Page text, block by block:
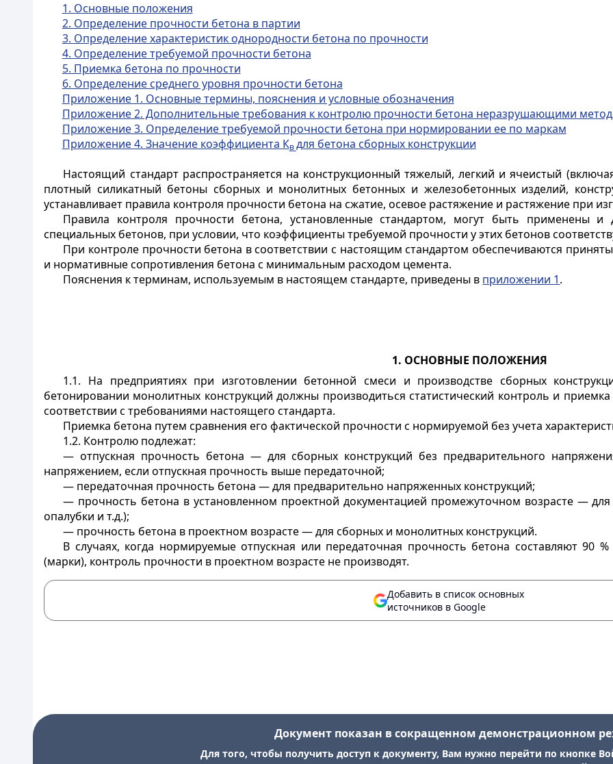
1. Основные положения
2. Определение прочности бетона в партии
3. Определение характеристик однородности бетона по прочности
4. Определение требуемой прочности бетона
5. Приемка бетона по прочности
6. Определение среднего уровня прочности бетона
Приложение 1. Основные термины, пояснения и условные обозначения
Приложение 2. Дополнительные требования к контролю прочности бетона неразрушающими
Приложение 3. Определение требуемой прочности бетона при нормировании ее по маркам
Приложение 4. Значение коэффициента Квдля бетона сборных конструкции
Настоящий стандарт распространяется на конструкционный тяжелый, легкий и ячеистый
плотный силикатный бетоны сборных и монолитных бетонных и железобетонных изделий,
устанавливает правила контроля прочности бетона на сжатие, осевое растяжение и растяжение при
Правила контроля прочности бетона, установленные стандартом, могут быть применены
специальных бетонов, при условии, что коэффициенты требуемой прочности у этих бетонов
При контроле прочности бетона в соответствии с настоящим стандартом обеспечиваются
и нормативные сопротивления бетона с минимальным расходом цемента.
Пояснения к терминам, используемым в настоящем стандарте, приведены в приложении 1.
1. ОСНОВНЫЕ ПОЛОЖЕНИЯ
1.1. На предприятиях при изготовлении бетонной смеси и производстве сборных
бетонировании монолитных конструкций должны производиться статистический контроль и
соответствии с требованиями настоящего стандарта.
Приемка бетона путем сравнения его фактической прочности с нормируемой без учета
1.2. Контролю подлежат:
— отпускная прочность бетона — для сборных конструкций без предварительного
напряжением, если отпускная прочность выше передаточной;
— передаточная прочность бетона — для предварительно напряженных конструкций;
— прочность бетона в установленном проектной документацией промежуточном возрасте —
опалубки и т.д.);
— прочность бетона в проектном возрасте — для сборных и монолитных конструкций.
В случаях, когда нормируемые отпускная или передаточная прочность бетона составляют 90
(марки), контроль прочности в проектном возрасте не производят.
Добавить в список основных
источников в Google
Документ показан в сокращенном демонстрационном
Для того, чтобы получить доступ к документу, Вам нужно перейти по кнопке